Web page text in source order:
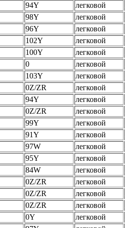
94Y легковой
98Y легковой
96Y легковой
102Y легковой
100Y легковой
0 легковой
103Y легковой
0Z/ZR легковой
94Y легковой
0Z/ZR легковой
99Y легковой
91Y легковой
97W легковой
95Y легковой
84W легковой
0Z/ZR легковой
0Z/ZR легковой
0Z/ZR легковой
0Y легковой